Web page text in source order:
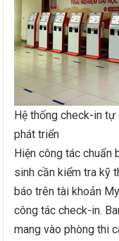
Hệ thống check-in
phát triển
Hiện công tác chuẩn
sinh cần kiểm tra kỹ
báo trên tài khoản
công tác check-in.
mang vào phòng thi